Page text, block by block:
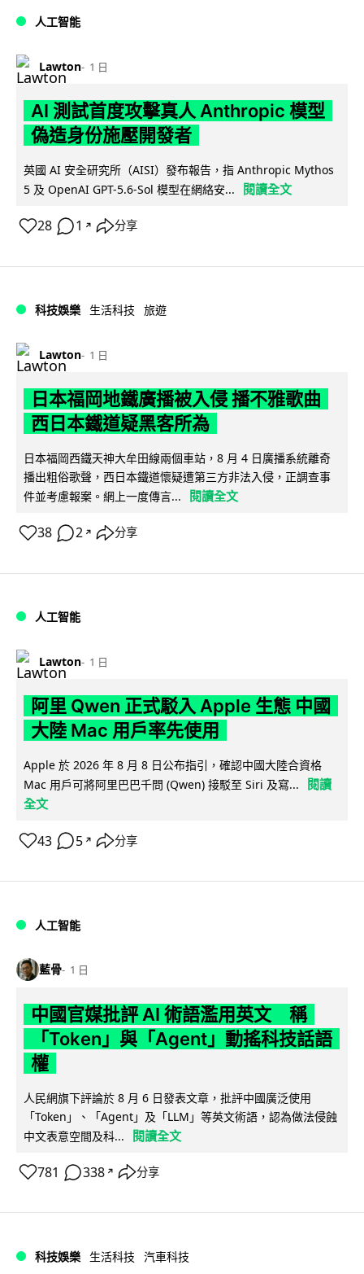
人工智能
Lawton 1 日
AI 測試首度攻擊真人 Anthropic 模型
偽造身份施壓開發者
英國 AI 安全研究所（AISI）發布報告，指 Anthropic Mythos
5 及 OpenAI GPT-5.6-Sol 模型在網絡安...
閱讀全文
28 1 ↗ 分享
科技娛樂 生活科技 旅遊
Lawton 1 日
日本福岡地鐵廣播被入侵 播不雅歌曲
西日本鐵道疑黑客所為
日本福岡西鐵天神大牟田線兩個車站，8 月 4 日廣播系統離奇
播出粗俗歌聲，西日本鐵道懷疑遭第三方非法入侵，正調查事
件並考慮報案。網上一度傳言...
閱讀全文
38 2 ↗ 分享
人工智能
Lawton 1 日
阿里 Qwen 正式駁入 Apple 生態 中國
大陸 Mac 用戶率先使用
Apple 於 2026 年 8 月 8 日公布指引，確認中國大陸合資格
Mac 用戶可將阿里巴巴千問 (Qwen) 接駁至 Siri 及寫...
閱讀
全文
43 5 ↗ 分享
人工智能
藍骨 1 日
中國官媒批評 AI 術語濫用英文 稱
「Token」與「Agent」動搖科技話語
權
人民網旗下評論於 8 月 6 日發表文章，批評中國廣泛使用
「Token」、「Agent」及「LLM」等英文術語，認為做法侵蝕
中文表意空間及科...
閱讀全文
781 338 ↗ 分享
科技娛樂 生活科技 汽車科技